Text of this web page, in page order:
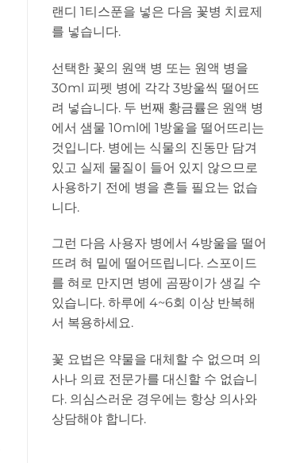
랜디 1티스푼을 넣은 다음 꽃병 치료제
를 넣습니다.
선택한 꽃의 원액 병 또는 원액 병을
30ml 피펫 병에 각각 3방울씩 떨어뜨
려 넣습니다. 두 번째 황금률은 원액 병
에서 샘물 10ml에 1방울을 떨어뜨리는
것입니다. 병에는 식물의 진동만 담겨
있고 실제 물질이 들어 있지 않으므로
사용하기 전에 병을 흔들 필요는 없습
니다.
그런 다음 사용자 병에서 4방울을 떨어
뜨려 혀 밑에 떨어뜨립니다. 스포이드
를 혀로 만지면 병에 곰팡이가 생길 수
있습니다. 하루에 4~6회 이상 반복해
서 복용하세요.
꽃 요법은 약물을 대체할 수 없으며 의
사나 의료 전문가를 대신할 수 없습니
다. 의심스러운 경우에는 항상 의사와
상담해야 합니다.